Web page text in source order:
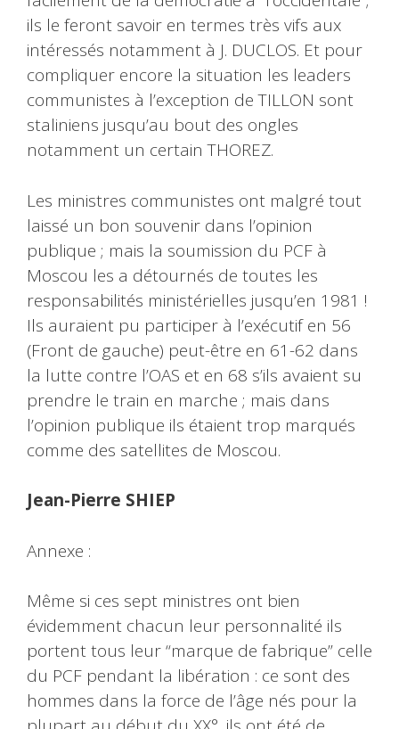
ils le feront savoir en termes très vifs aux
intéressés notamment à J. DUCLOS. Et pour
compliquer encore la situation les leaders
communistes à l’exception de TILLON sont
staliniens jusqu’au bout des ongles
notamment un certain THOREZ.
Les ministres communistes ont malgré tout
laissé un bon souvenir dans l’opinion
publique ; mais la soumission du PCF à
Moscou les a détournés de toutes les
responsabilités ministérielles jusqu’en 1981 !
Ils auraient pu participer à l’exécutif en 56
(Front de gauche) peut-être en 61-62 dans
la lutte contre l’OAS et en 68 s’ils avaient su
prendre le train en marche ; mais dans
l’opinion publique ils étaient trop marqués
comme des satellites de Moscou.
Jean-Pierre SHIEP
Annexe :
Même si ces sept ministres ont bien
évidemment chacun leur personnalité ils
portent tous leur “marque de fabrique” celle
du PCF pendant la libération : ce sont des
hommes dans la force de l’âge nés pour la